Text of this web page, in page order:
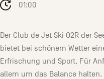
Der Club de Jet Ski O2R der
bietet bei schönem Wetter
Erfrischung und Sport. Für
allem um das Balance
01:00